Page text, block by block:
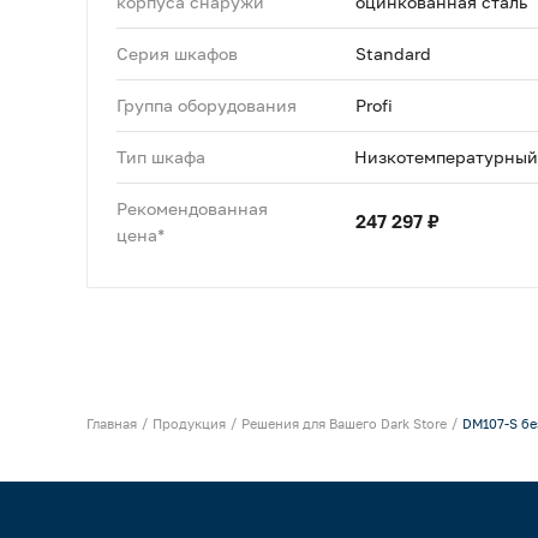
Серия шкафов Standard
Группа оборудования Profi
Тип шкафа Низкотемпературный
Рекомендованная
цена*
247 297 ₽
Главная Продукция Решения для Вашего Dark Store DM107-S